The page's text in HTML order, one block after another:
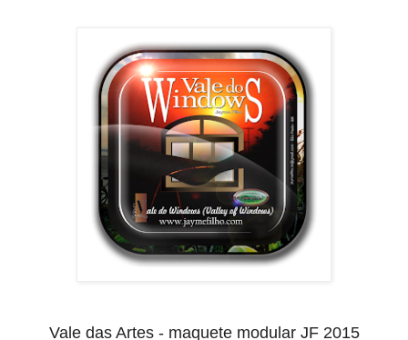
Vale das Artes - maquete modular JF 2015